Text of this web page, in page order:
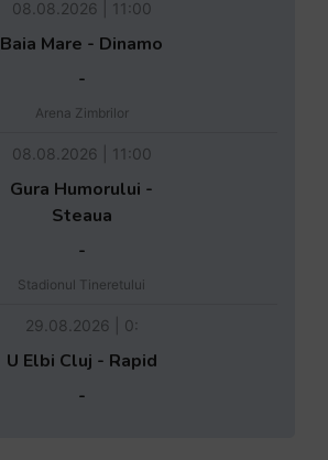
08.08.2026 | 11:00
Baia Mare - Dinamo
-
Arena Zimbrilor
08.08.2026 | 11:00
Gura Humorului -
Steaua
-
Stadionul Tineretului
29.08.2026 | 0:
U Elbi Cluj - Rapid
-